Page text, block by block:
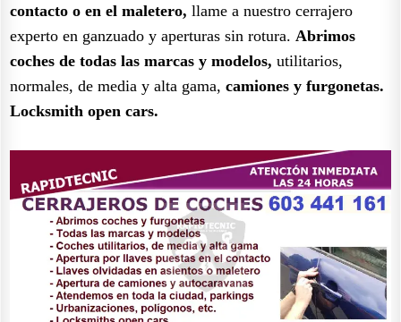
contacto o en el maletero, llame a nuestro cerrajero
experto en ganzuado y aperturas sin rotura. Abrimos
coches de todas las marcas y modelos, utilitarios,
normales, de media y alta gama, camiones y furgonetas.
Locksmith open cars.